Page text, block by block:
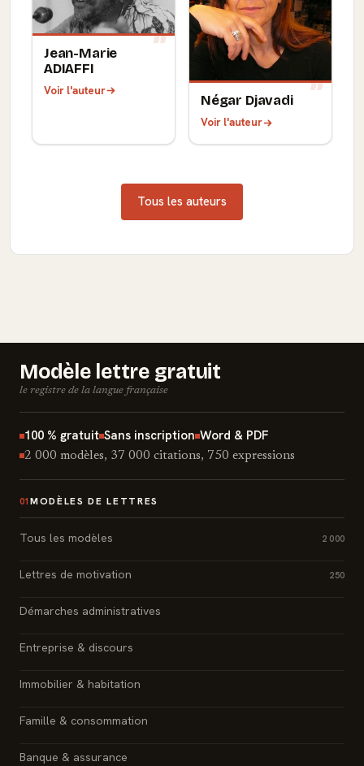
Jean-Marie
ADIAFFI
Voir l'auteur
Négar Djavadi
Voir l'auteur
Tous les auteurs
Modèle lettre gratuit
le registre de la langue française
100 % gratuit Sans inscription Word & PDF
2 000 modèles, 37 000 citations, 750 expressions
01 MODÈLES DE LETTRES
Tous les modèles 2 000
Lettres de motivation 250
Démarches administratives
Entreprise & discours
Immobilier & habitation
Famille & consommation
Banque & assurance